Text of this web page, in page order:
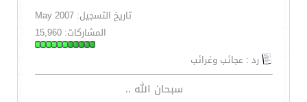
تاريخ التسجيل: May 2007
المشاركات: 15,960
رد : عجائب وغرائب
سبحان الله ..